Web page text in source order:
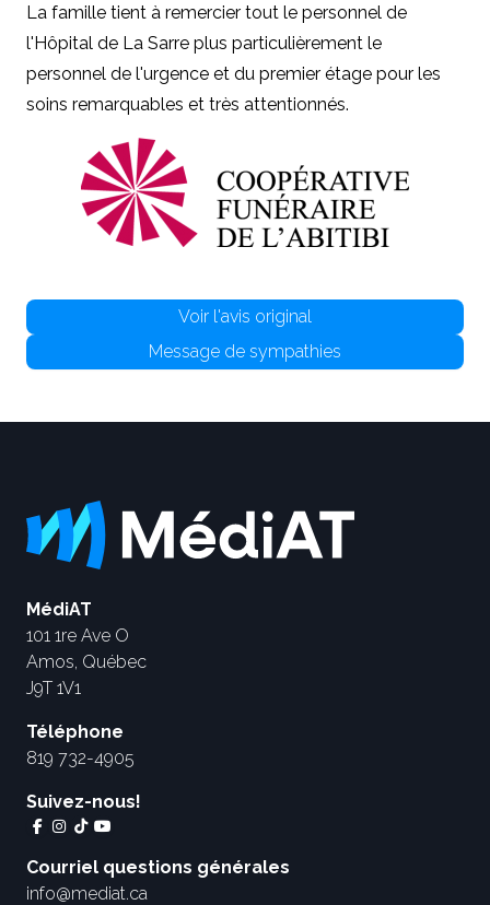
La famille tient à remercier tout le personnel de
l'Hôpital de La Sarre plus particulièrement le
personnel de l'urgence et du premier étage pour les
soins remarquables et très attentionnés.
Voir l'avis original
Message de sympathies
MédiAT
101 1re Ave O
Amos, Québec
J9T 1V1
Téléphone
819 732-4905
Suivez-nous!
Courriel questions générales
info@mediat.ca